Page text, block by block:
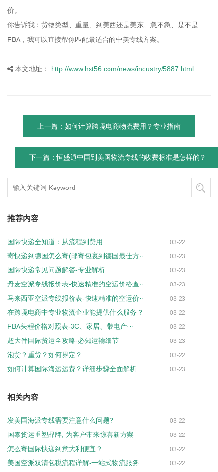
价。
你告诉我：货物类型、重量、到美西还是美东、急不急、是不是
FBA，我可以直接帮你匹配最适合的中美专线方案。
本文地址： http://www.hst56.com/news/industry/5887.html
上一篇：如何计算跨境电商物流费用？专业指南
下一篇：恒盛通中国到美国物流专线的收费标准是怎样的？
推荐内容
国际快递全知道：从流程到费用 03-22
寄快递到德国怎么寄(邮寄包裹到德国最佳方··· 03-23
国际快递常见问题解答-专业解析 03-23
丹麦空派专线报价表-快速精准的空运价格查··· 03-23
马来西亚空派专线报价表-快速精准的空运价··· 03-23
在跨境电商中专业物流企业能提供什么服务？ 03-22
FBA头程价格对照表-3C、家居、带电产··· 03-22
超大件国际货运全攻略-必知运输细节 03-23
泡货？重货？如何界定？ 03-22
如何计算国际海运运费？详细步骤全面解析 03-23
相关内容
发美国海派专线需要注意什么问题? 03-22
国泰货运重塑品牌, 为客户带来惊喜新方案 03-22
怎么寄国际快递到意大利便宜？ 03-22
美国空派双清包税流程详解-一站式物流服务 03-22